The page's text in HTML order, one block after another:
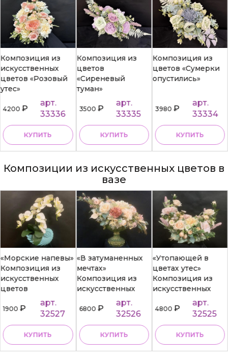
из
Композиция из
цветов
«Сиреневый
3500 ₽
33335
КУПИТЬ
Композиция из
цветов «Сумерки
опустились»
3980 ₽
33334
КУПИТЬ
цветов
4750 ₽
Композиции из искусственных цветов в
вазе
напевы»
из
₽
арт.
32527
КУПИТЬ
«В затуманенных
мечтах»
Композиция из
искусственных
6800₽
арт.
32526
КУПИТЬ
«Утопающей в
цветах утес»
Композиция из
искусственных
4800₽
арт.
32525
КУПИТЬ